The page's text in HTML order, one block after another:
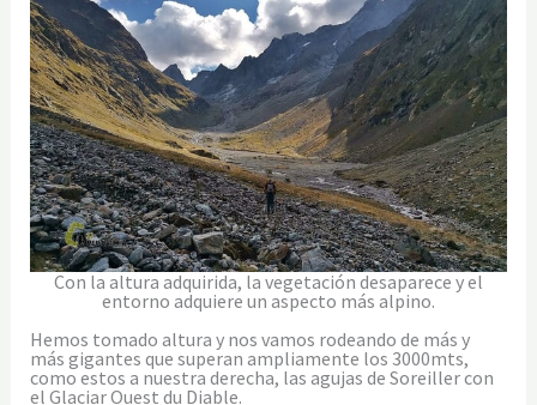
Con la altura adquirida, la vegetación desaparece y el
entorno adquiere un aspecto más alpino.
Hemos tomado altura y nos vamos rodeando de más y
más gigantes que superan ampliamente los 3000mts,
como estos a nuestra derecha, las agujas de Soreiller con
el Glaciar Ouest du Diable.